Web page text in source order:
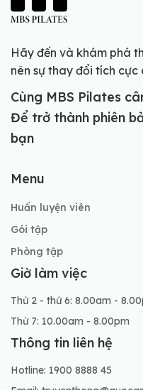
Hãy đến và khám phá
nên sự thay đổi tích
Cùng MBS Pilates
Để trở thành phiên
bạn
Menu
Huấn luyện viên
Gói tập
Phòng tập
Giờ làm việc
Thứ 2 - thứ 6: 8.00am -
Thứ 7: 10.00am - 8.00pm
Thông tin liên hệ
Hotline: 1900 8888 45